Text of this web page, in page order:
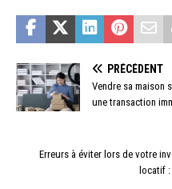
PRÉCÉDENT
Vendre sa maison
une transaction
Erreurs à éviter lors de votre
locatif